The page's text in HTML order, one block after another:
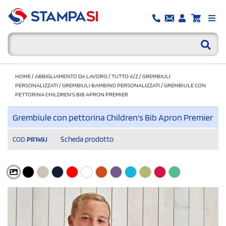
HOME/ABBIGLIAMENTO DA LAVORO/TUTTO A/Z/GREMBIULI
PERSONALIZZATI /GREMBIULI BAMBINO PERSONALIZZATI /GREMBIULE CON
PETTORINA CHILDREN'S BIB APRON PREMIER
Grembiule con pettorina Children's Bib Apron Premier
COD. PR149J Scheda prodotto